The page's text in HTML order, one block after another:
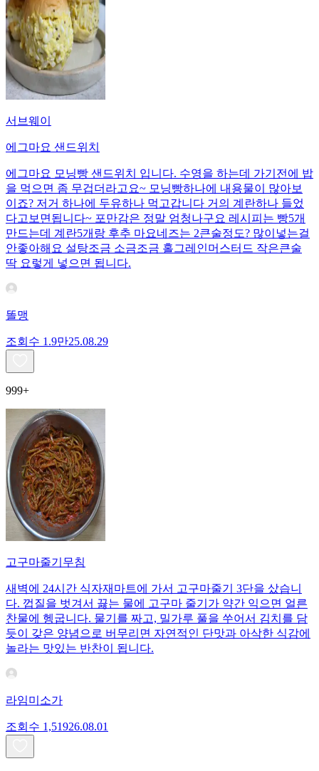
서브웨이
에그마요 샌드위치
에그마요 모닝빵 샌드위치 입니다. 수영을 하는데 가기전에 밥
을 먹으면 좀 무겁더라고요~ 모닝빵하나에 내용물이 많아보
이죠? 저거 하나에 두유하나 먹고갑니다 거의 계란하나 들었
다고보면됩니다~ 포만감은 정말 엄청나구요 레시피는 빵5개
만드는데 계란5개랑 후추 마요네즈는 2큰술정도? 많이넣는걸
안좋아해요 설탕조금 소금조금 홀그레인머스터드 작은큰술
딱 요렇게 넣으면 됩니다.
똘맹
조회수 1.9만25.08.29
999+
고구마줄기무침
새벽에 24시간 식자재마트에 가서 고구마줄기 3단을 샀습니
다. 껍질을 벗겨서 끓는 물에 고구마 줄기가 약간 익으면 얼른
찬물에 헹굽니다. 물기를 짜고, 밀가루 풀을 쑤어서 김치를 담
듯이 갖은 양념으로 버무리면 자연적인 단맛과 아삭한 식감에
놀라는 맛있는 반찬이 됩니다.
라임미소가
조회수 1,51926.08.01